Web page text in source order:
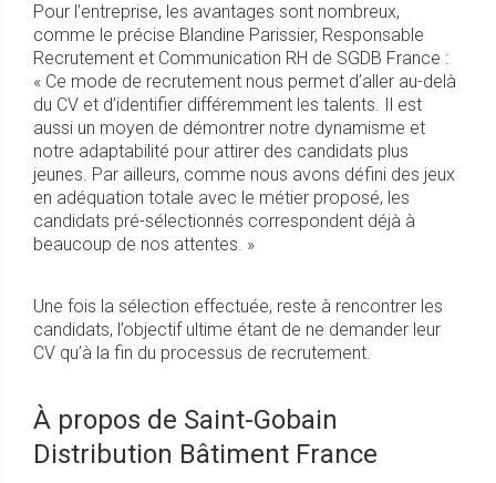
Pour l’entreprise, les avantages sont nombreux,
comme le précise Blandine Parissier, Responsable
Recrutement et Communication RH de SGDB France :
« Ce mode de recrutement nous permet d’aller au-delà
du CV et d’identifier différemment les talents. Il est
aussi un moyen de démontrer notre dynamisme et
notre adaptabilité pour attirer des candidats plus
jeunes. Par ailleurs, comme nous avons défini des jeux
en adéquation totale avec le métier proposé, les
candidats pré-sélectionnés correspondent déjà à
beaucoup de nos attentes. »
Une fois la sélection effectuée, reste à rencontrer les
candidats, l’objectif ultime étant de ne demander leur
CV qu’à la fin du processus de recrutement.
À propos de Saint-Gobain
Distribution Bâtiment France